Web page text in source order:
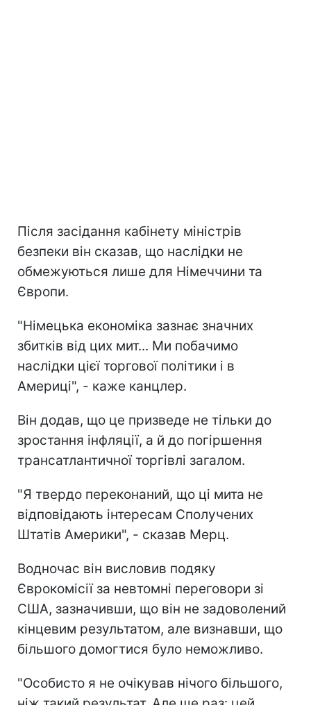
Після засідання кабінету міністрів
безпеки він сказав, що наслідки не
обмежуються лише для Німеччини та
Європи.
"Німецька економіка зазнає значних
збитків від цих мит... Ми побачимо
наслідки цієї торгової політики і в
Америці", - каже канцлер.
Він додав, що це призведе не тільки до
зростання інфляції, а й до погіршення
трансатлантичної торгівлі загалом.
"Я твердо переконаний, що ці мита не
відповідають інтересам Сполучених
Штатів Америки", - сказав Мерц.
Водночас він висловив подяку
Єврокомісії за невтомні переговори зі
США, зазначивши, що він не задоволений
кінцевим результатом, але визнавши, що
більшого домогтися було неможливо.
"Особисто я не очікував нічого більшого,